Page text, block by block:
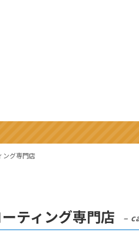
ング専門店
ティング専門店 –